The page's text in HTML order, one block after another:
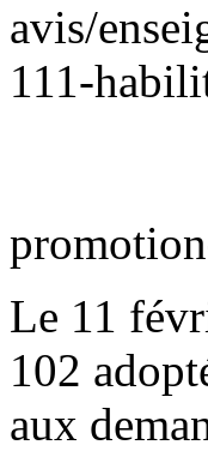
avis/
111-
Le 11
102
aux